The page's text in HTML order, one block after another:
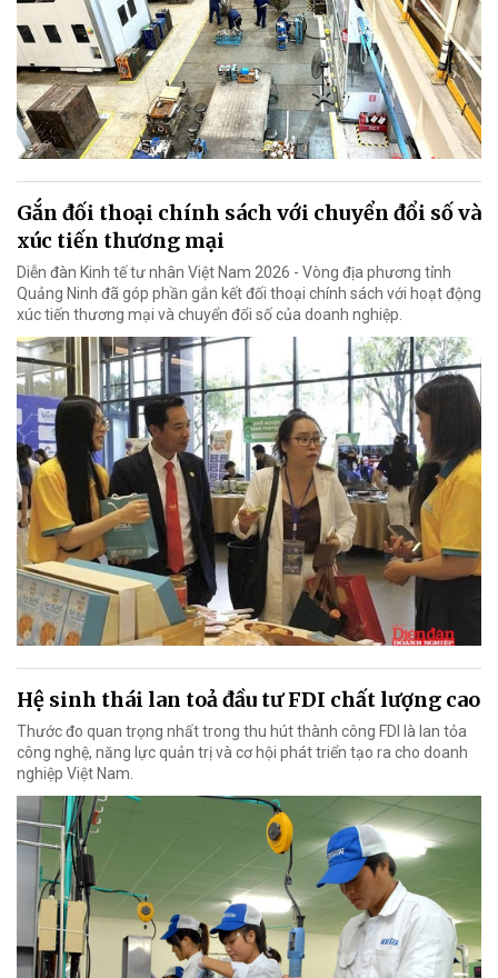
Gắn đối thoại chính sách với chuyển đổi số và
xúc tiến thương mại
Diễn đàn Kinh tế tư nhân Việt Nam 2026 - Vòng địa phương tỉnh
Quảng Ninh đã góp phần gắn kết đối thoại chính sách với hoạt động
xúc tiến thương mại và chuyển đổi số của doanh nghiệp.
Hệ sinh thái lan toả đầu tư FDI chất lượng cao
Thước đo quan trọng nhất trong thu hút thành công FDI là lan tỏa
công nghệ, năng lực quản trị và cơ hội phát triển tạo ra cho doanh
nghiệp Việt Nam.